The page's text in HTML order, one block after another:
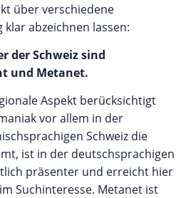
über verschiedene
abzeichnen lassen:
der Schweiz sind
und Metanet.
Aspekt berücksichtigt
vor allem in der
Schweiz die
ist in der deutschsprachigen
präsenter und erreicht hier
Suchinteresse. Metanet ist